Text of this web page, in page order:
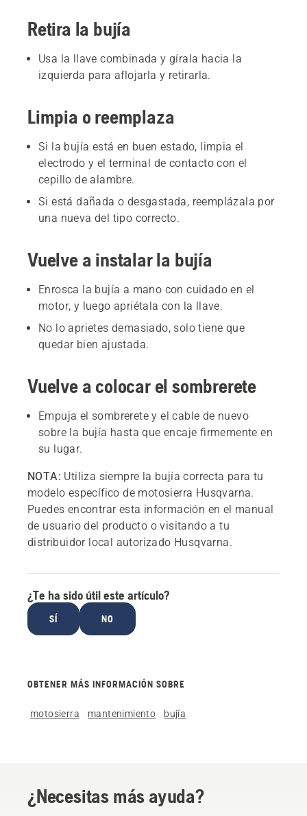
Retira la bujía
Usa la llave combinada y gírala hacia la
izquierda para aflojarla y retirarla.
Limpia o reemplaza
Si la bujía está en buen estado, limpia el
electrodo y el terminal de contacto con el
cepillo de alambre.
Si está dañada o desgastada, reemplázala por
una nueva del tipo correcto.
Vuelve a instalar la bujía
Enrosca la bujía a mano con cuidado en el
motor, y luego apriétala con la llave.
No lo aprietes demasiado, solo tiene que
quedar bien ajustada.
Vuelve a colocar el sombrerete
Empuja el sombrerete y el cable de nuevo
sobre la bujía hasta que encaje firmemente en
su lugar.
NOTA: Utiliza siempre la bujía correcta para tu
modelo específico de motosierra Husqvarna.
Puedes encontrar esta información en el manual
de usuario del producto o visitando a tu
distribuidor local autorizado Husqvarna.
¿Te ha sido útil este artículo?
SÍ NO
OBTENER MÁS INFORMACIÓN SOBRE
motosierra mantenimiento bujía
¿Necesitas más ayuda?